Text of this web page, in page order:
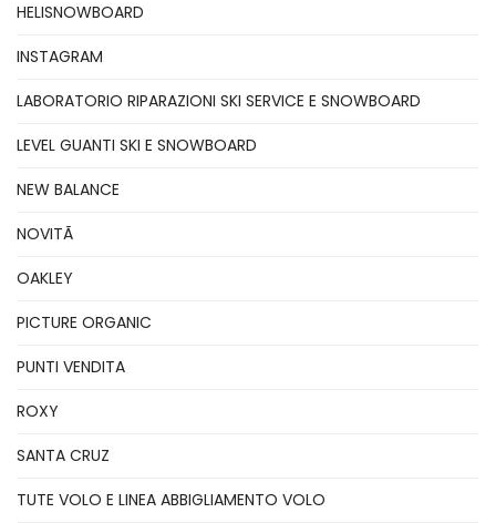
HELISNOWBOARD
INSTAGRAM
LABORATORIO RIPARAZIONI SKI SERVICE E SNOWBOARD
LEVEL GUANTI SKI E SNOWBOARD
NEW BALANCE
NOVITÃ
OAKLEY
PICTURE ORGANIC
PUNTI VENDITA
ROXY
SANTA CRUZ
TUTE VOLO E LINEA ABBIGLIAMENTO VOLO